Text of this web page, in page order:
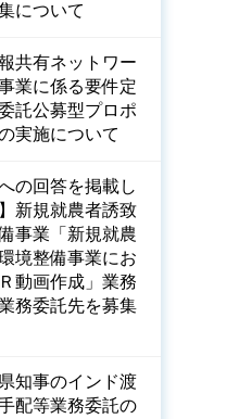
について
共有ネットワー
業に係る要件定
託公募型プロポ
実施について
への回答を掲載し
新規就農者誘致
事業「新規就農
境整備事業にお
動画作成」業務
務委託先を募集
知事のインド渡
配等業務委託の